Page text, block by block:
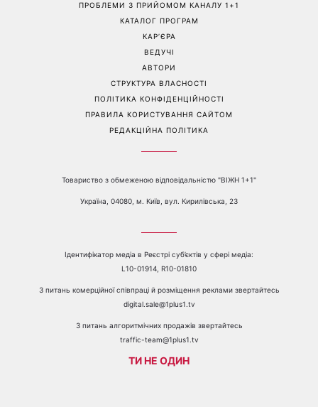
ПРОБЛЕМИ З ПРИЙОМОМ КАНАЛУ 1+1
КАТАЛОГ ПРОГРАМ
КАР’ЄРА
ВЕДУЧІ
АВТОРИ
СТРУКТУРА ВЛАСНОСТІ
ПОЛІТИКА КОНФІДЕНЦІЙНОСТІ
ПРАВИЛА КОРИСТУВАННЯ САЙТОМ
РЕДАКЦІЙНА ПОЛІТИКА
Товариство з обмеженою відповідальністю "ВІЖН 1+1"
Україна, 04080, м. Київ, вул. Кирилівська, 23
Ідентифікатор медіа в Реєстрі суб’єктів у сфері медіа:
L10-01914, R10-01810
З питань комерційної співпраці й розміщення реклами звертайтесь
digital.sale@1plus1.tv
З питань алгоритмічних продажів звертайтесь
traffic-team@1plus1.tv
ТИ НЕ ОДИН